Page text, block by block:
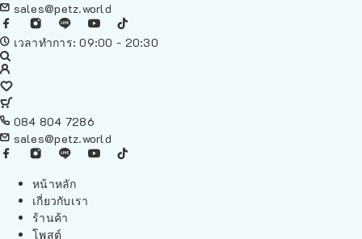
sales@petz.world
เวลาทำการ: 09:00 - 20:30
084 804 7286
sales@petz.world
หน้าหลัก
เกี่ยวกับเรา
ร้านค้า
โพสต์